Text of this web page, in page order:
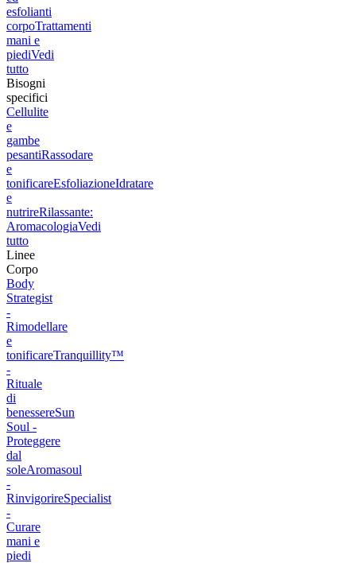
esfolianti
corpoTrattamenti
mani e
piediVedi
tutto
Bisogni
specifici
Cellulite
e
gambe
pesantiRassodare
e
tonificareEsfoliazioneIdratare
e
nutrireRilassante:
AromacologiaVedi
tutto
Linee
Corpo
Body
Strategist
-
Rimodellare
e
tonificareTranquillity™
-
Rituale
di
benessereSun
Soul -
Proteggere
dal
soleAromasoul
-
RinvigorireSpecialist
-
Curare
mani e
piedi